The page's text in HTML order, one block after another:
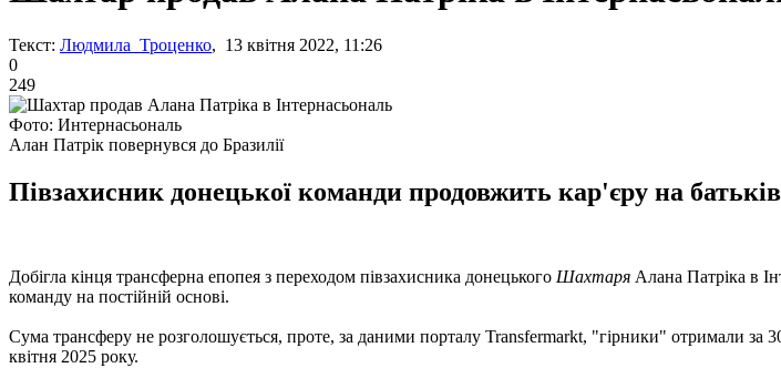
Текст: Людмила Троценко, 13 квітня 2022, 11:26
0
249
Фото: Интернасьональ
Алан Патрік повернувся до Бразилії
Півзахисник донецької команди продовжить кар'єру на
Добігла кінця трансферна епопея з переходом півзахисника донецького Шахтаря Алана Патріка в
команду на постійній основі.
Сума трансферу не розголошується, проте, за даними порталу Transfermarkt, "гірники" отримали за
квітня 2025 року.